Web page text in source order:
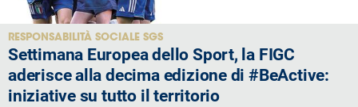
RESPONSABILITÀ SOCIALE SGS
Settimana Europea dello Sport, la FIGC
aderisce alla decima edizione di #BeActive:
iniziative su tutto il territorio